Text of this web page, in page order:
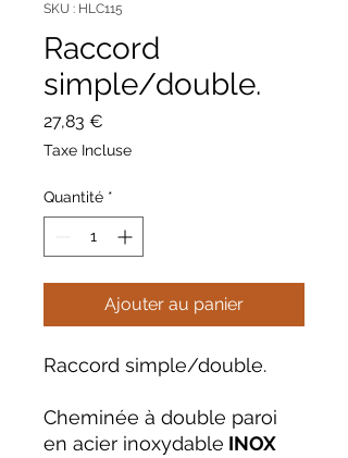
SKU : HLC115
Raccord
simple/double.
27,83 €
Taxe Incluse
Quantité *
Ajouter au panier
Raccord simple/double.
Cheminée à double paroi
en acier inoxydable INOX